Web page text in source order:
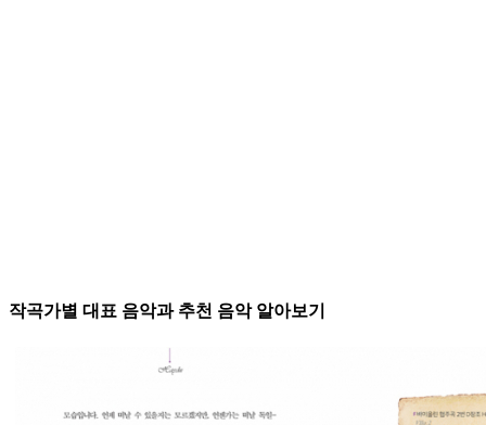
작곡가별 대표 음악과 추천 음악 알아보기